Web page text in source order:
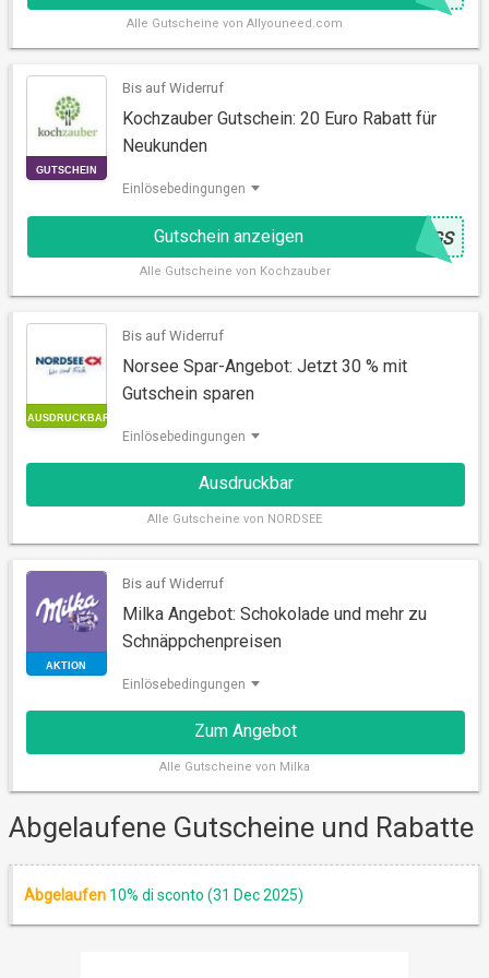
AKTION
Alle Gutscheine von Allyouneed.com
Bis auf Widerruf
Kochzauber Gutschein: 20 Euro Rabatt für
Neukunden
Einlösebedingungen
Gutschein anzeigen @8GS
Alle Gutscheine von Kochzauber
AUSDRUCKBAR
Bis auf Widerruf
Norsee Spar-Angebot: Jetzt 30 % mit
Gutschein sparen
Einlösebedingungen
Ausdruckbar
Alle Gutscheine von NORDSEE
Bis auf Widerruf
Milka Angebot: Schokolade und mehr zu
Schnäppchenpreisen
Einlösebedingungen
Zum Angebot
Alle Gutscheine von Milka
Abgelaufene Gutscheine und Rabatte
Abgelaufen 10% di sconto (31 Dec 2025)